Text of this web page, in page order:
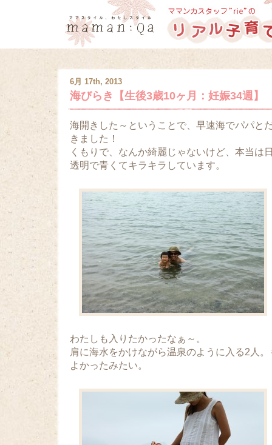
6月 17th, 2013
海びらき【生後3歳10ヶ月：妊娠34週】
海開きした～ということで、早速海でパパと
きました！
くもりで、なんか綺麗じゃないけど、本当は
透明で青くてキラキラしています。
わたしも入りたかったなぁ～。
肩に海水をかけながら温泉のように入る2人
よかったみたい。